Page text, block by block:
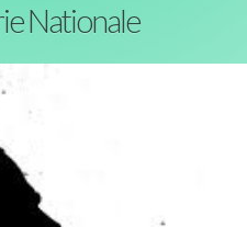
Nationale